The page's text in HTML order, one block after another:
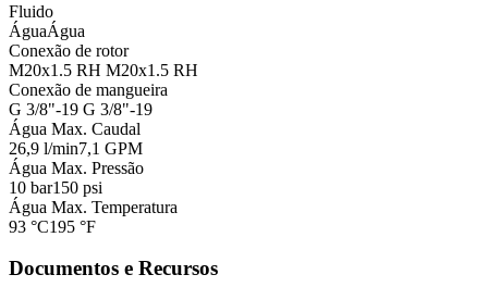
Fluido
ÁguaÁgua
Conexão de rotor
M20x1.5 RH M20x1.5 RH
Conexão de mangueira
G 3/8"-19 G 3/8"-19
Água Max. Caudal
26,9 l/min7,1 GPM
Água Max. Pressão
10 bar150 psi
Água Max. Temperatura
93 °C195 °F
Documentos e Recursos